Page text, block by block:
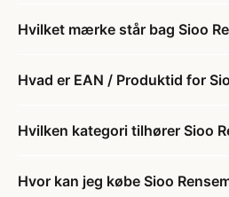
Hvilket mærke står bag Sioo
Hvad er EAN / Produktid for
Hvilken kategori tilhører Sioo
Hvor kan jeg købe Sioo